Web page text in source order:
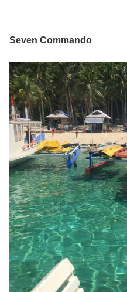
Seven Commando